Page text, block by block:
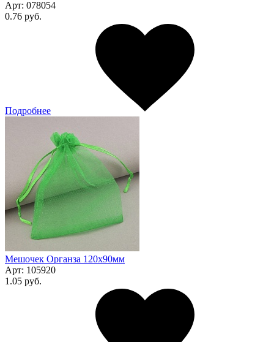
Арт: 078054
0.76 руб.
Подробнее
Мешочек Органза 120x90мм
Арт: 105920
1.05 руб.